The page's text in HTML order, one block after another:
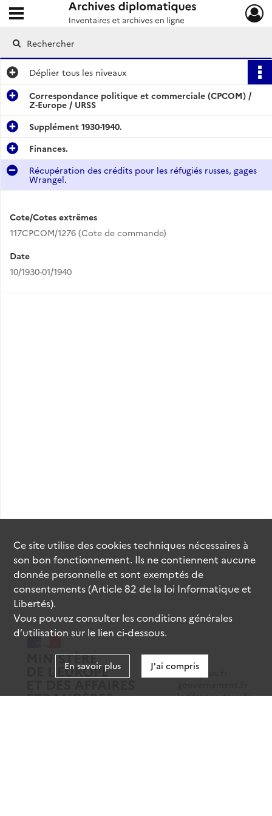
Archives diplomatiques
Ouvrir le menu déroulant
Déplier tous les niveaux
Correspondance politique et commerciale (CPCOM) /
Z-Europe / URSS
Supplément 1930-1940.
Finances.
Récupération des crédits pour les réfugiés russes, gages
Wrangel.
Cote/Cotes extrêmes
117CPCOM/1276 (Cote de commande)
Date
10/1930-01/1940
data.gouv.fr
legifrance.gouv.fr
Ce site utilise descookiestechniques nécessaires à
son bon fonctionnement. Ils ne contiennent aucune
donnée personnelle et sont exemptés de
consentements (Article 82 de la loi Informatique et
Libertés).
Vous pouvez consulter les conditions générales
d’utilisation sur le lien ci-dessous.
En savoir plus J'ai compris